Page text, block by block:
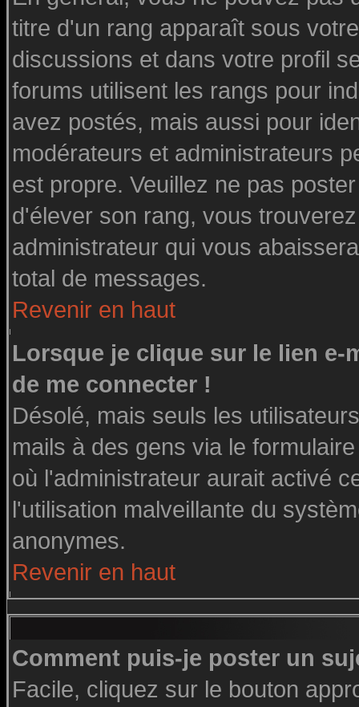
titre d'un rang apparaît sous
discussions et dans votre profil
forums utilisent les rangs pour
avez postés, mais aussi pour
modérateurs et administrateurs
est propre. Veuillez ne pas
d'élever son rang, vous
administrateur qui vous
total de messages.
Revenir en haut
Lorsque je clique sur le lien e-
de me connecter !
Désolé, mais seuls les
mails à des gens via le
où l'administrateur aurait activé
l'utilisation malveillante du
anonymes.
Revenir en haut
Comment puis-je poster un
Facile, cliquez sur le bouton